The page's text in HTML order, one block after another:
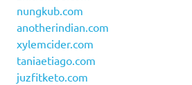
nungkub.com
anotherindian.com
xylemcider.com
taniaetiago.com
juzfitketo.com